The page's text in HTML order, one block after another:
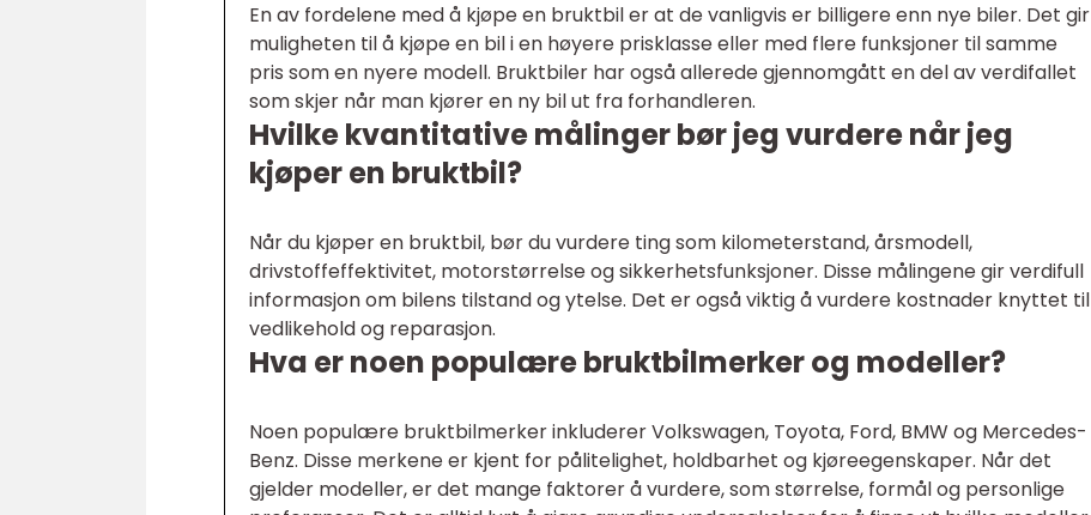
En av fordelene med å kjøpe en bruktbil er at de vanligvis er billigere enn nye biler. Det gir
muligheten til å kjøpe en bil i en høyere prisklasse eller med flere funksjoner til samme
pris som en nyere modell. Bruktbiler har også allerede gjennomgått en del av verdifallet
som skjer når man kjører en ny bil ut fra forhandleren.
Hvilke kvantitative målinger bør jeg vurdere når jeg
kjøper en bruktbil?
Når du kjøper en bruktbil, bør du vurdere ting som kilometerstand, årsmodell,
drivstoffeffektivitet, motorstørrelse og sikkerhetsfunksjoner. Disse målingene gir verdifull
informasjon om bilens tilstand og ytelse. Det er også viktig å vurdere kostnader knyttet til
vedlikehold og reparasjon.
Hva er noen populære bruktbilmerker og modeller?
Noen populære bruktbilmerker inkluderer Volkswagen, Toyota, Ford, BMW og Mercedes-
Benz. Disse merkene er kjent for pålitelighet, holdbarhet og kjøreegenskaper. Når det
gjelder modeller, er det mange faktorer å vurdere, som størrelse, formål og personlige